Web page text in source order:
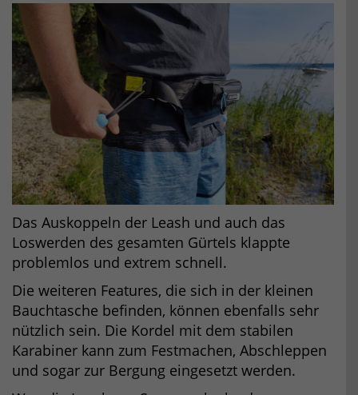
Das Auskoppeln der Leash und auch das
Loswerden des gesamten Gürtels klappte
problemlos und extrem schnell.
Die weiteren Features, die sich in der kleinen
Bauchtasche befinden, können ebenfalls sehr
nützlich sein. Die Kordel mit dem stabilen
Karabiner kann zum Festmachen, Abschleppen
und sogar zur Bergung eingesetzt werden.